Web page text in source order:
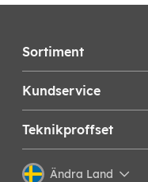
Sortiment
Kundservice
Teknikproffset
Ändra Land